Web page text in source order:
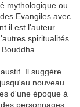
mythologique ou
Evangiles avec
il est l'auteur.
spiritualités
Il suggère
nouveau
d'une époque à
personnages